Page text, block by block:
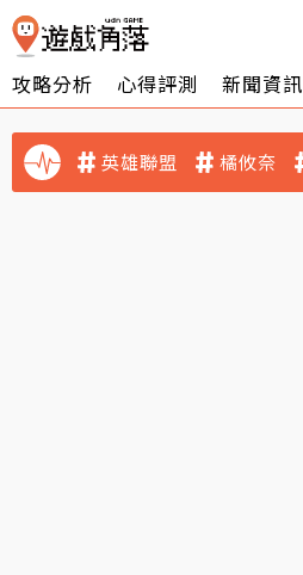
攻略分析 心得評測 新聞資訊
英雄聯盟 橘攸奈